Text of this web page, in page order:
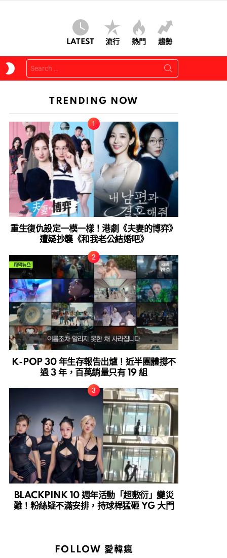
LATEST 流行 熱門 趨勢
SKIN
Search
for:
TRENDING NOW
重生復仇設定一模一樣！港劇《夫妻的博弈》
遭疑抄襲《和我老公結婚吧》
K-POP 30 年生存報告出爐！近半團體撐不
過 3 年，百萬銷量只有 19 組
BLACKPINK 10 週年活動「超敷衍」變災
難！粉絲疑不滿安排，持球桿猛砸 YG 大門
FOLLOW 愛韓瘋